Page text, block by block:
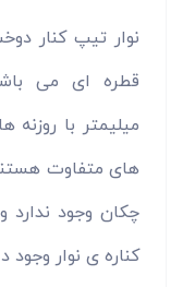
نوار تیپ کنار
های متفاوت
چکان وجود ندارد
کناره ی نوار